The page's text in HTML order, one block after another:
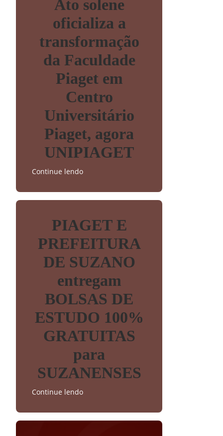
Ato solene
oficializa a
transformação
da Faculdade
Piaget em
Centro
Universitário
Piaget, agora
UNIPIAGET
Continue lendo
PIAGET E
PREFEITURA
DE SUZANO
entregam
BOLSAS DE
ESTUDO 100%
GRATUITAS
para
SUZANENSES
Continue lendo